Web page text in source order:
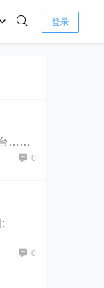
登录
台……
0
0